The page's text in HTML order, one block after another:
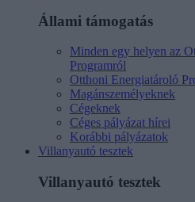
Állami támogatás
Minden egy helyen az
Programról
Otthoni Energiatároló
Magánszemélyeknek
Cégeknek
Céges pályázat hírei
Korábbi pályázatok
Villanyautó tesztek
Villanyautó tesztek